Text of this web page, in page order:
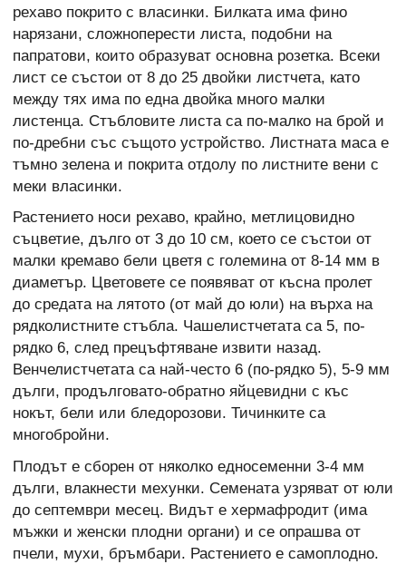
рехаво покрито с власинки. Билката има фино
нарязани, сложноперести листа, подобни на
папратови, които образуват основна розетка. Всеки
лист се състои от 8 до 25 двойки листчета, като
между тях има по една двойка много малки
листенца. Стъбловите листа са по-малко на брой и
по-дребни със същото устройство. Листната маса е
тъмно зелена и покрита отдолу по листните вени с
меки власинки.
Растението носи рехаво, крайно, метлицовидно
съцветие, дълго от 3 до 10 см, което се състои от
малки кремаво бели цветя с големина от 8-14 мм в
диаметър. Цветовете се появяват от късна пролет
до средата на лятото (от май до юли) на върха на
рядколистните стъбла. Чашелистчетата са 5, по-
рядко 6, след прецъфтяване извити назад.
Венчелистчетата са най-често 6 (по-рядко 5), 5-9 мм
дълги, продълговато-обратно яйцевидни с къс
нокът, бели или бледорозови. Тичинките са
многобройни.
Плодът е сборен от няколко едносеменни 3-4 мм
дълги, влакнести мехунки. Семената узряват от юли
до септември месец. Видът е хермафродит (има
мъжки и женски плодни органи) и се опрашва от
пчели, мухи, бръмбари. Растението е самоплодно.